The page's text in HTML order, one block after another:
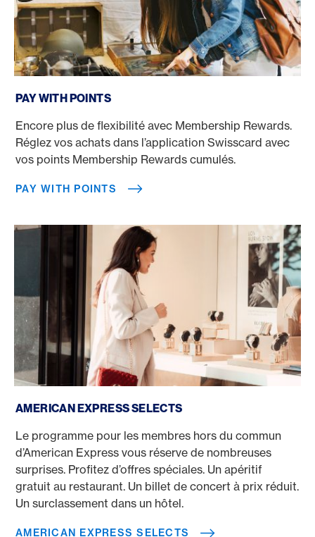
PAY WITH POINTS
Encore plus de flexibilité avec Membership Rewards.
Réglez vos achats dans l’application Swisscard avec
vos points Membership Rewards cumulés.
PAY WITH POINTS
AMERICAN EXPRESS SELECTS
Le programme pour les membres hors du commun
d’American Express vous réserve de nombreuses
surprises. Profitez d’offres spéciales. Un apéritif
gratuit au restaurant. Un billet de concert à prix réduit.
Un surclassement dans un hôtel.
AMERICAN EXPRESS SELECTS